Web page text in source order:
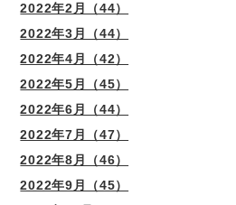
2022年2月（44）
2022年3月（44）
2022年4月（42）
2022年5月（45）
2022年6月（44）
2022年7月（47）
2022年8月（46）
2022年9月（45）